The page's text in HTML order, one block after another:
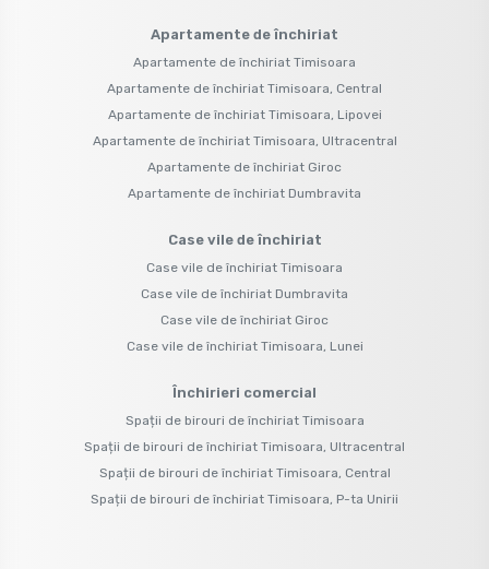
Apartamente de închiriat
Apartamente de închiriat Timisoara
Apartamente de închiriat Timisoara, Central
Apartamente de închiriat Timisoara, Lipovei
Apartamente de închiriat Timisoara, Ultracentral
Apartamente de închiriat Giroc
Apartamente de închiriat Dumbravita
Case vile de închiriat
Case vile de închiriat Timisoara
Case vile de închiriat Dumbravita
Case vile de închiriat Giroc
Case vile de închiriat Timisoara, Lunei
Închirieri comercial
Spații de birouri de închiriat Timisoara
Spații de birouri de închiriat Timisoara, Ultracentral
Spații de birouri de închiriat Timisoara, Central
Spații de birouri de închiriat Timisoara, P-ta Unirii